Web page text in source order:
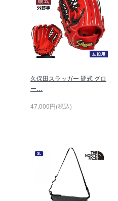
久保田スラッガー 硬式 グロ
ー…
47,000円(税込)